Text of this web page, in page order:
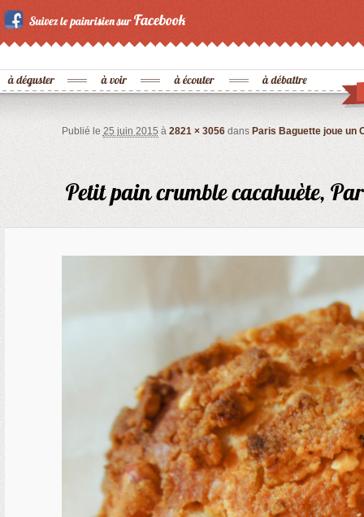
Publié le 25 juin 2015à 2821 × 3056dans Paris Baguette joue un